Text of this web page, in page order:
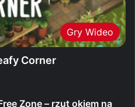
Gry Wideo
Corner
Zone – rzut okiem na